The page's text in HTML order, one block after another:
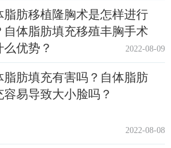
脂肪移植隆胸术是怎样进行
自体脂肪填充移殖丰胸手术
么优势？
2022-08-09
脂肪填充有害吗？自体脂肪
容易导致大小脸吗？
2022-08-08